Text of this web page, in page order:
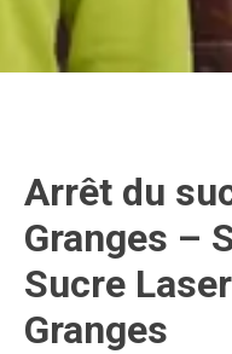
Arrêt du
Granges –
Sucre
Granges